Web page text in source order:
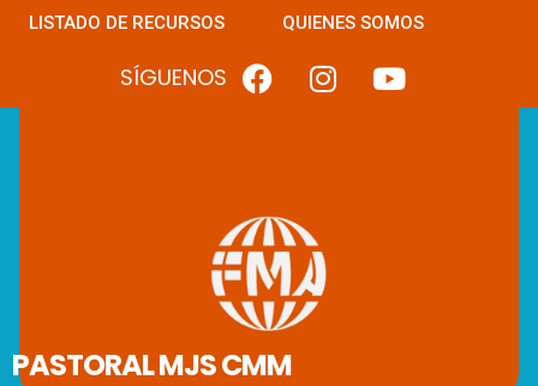
LISTADO DE RECURSOS QUIENES SOMOS
SÍGUENOS
PASTORAL MJS CMM